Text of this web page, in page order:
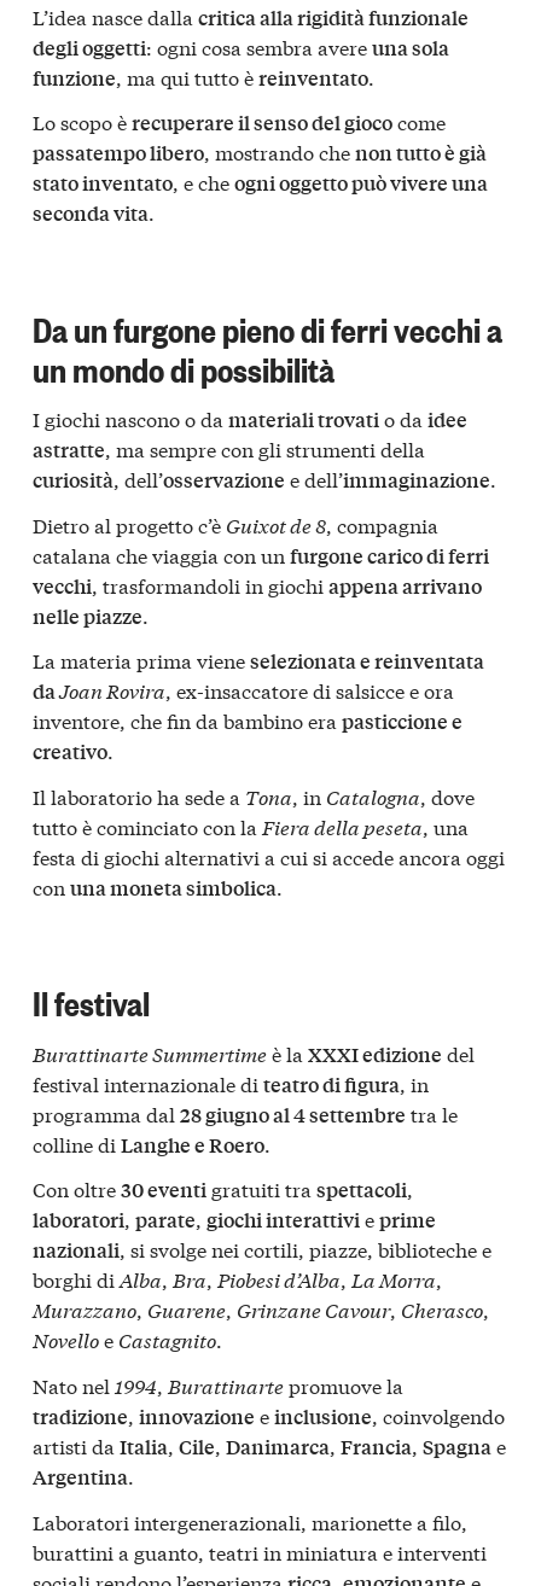
L’idea nasce dalla critica alla rigidità funzionale
degli oggetti: ogni cosa sembra avereuna sola
funzione, ma qui tutto èreinventato.
Lo scopo èrecuperare il senso del giococome
passatempo libero, mostrando chenon tutto è già
stato inventato, e cheogni oggetto può vivere una
seconda vita.
Da un furgone pieno di ferri vecchi a
un mondo di possibilità
I giochi nascono o da materiali trovatio da idee
astratte, ma sempre con gli strumenti della
curiosità, dell’osservazione e dell’immaginazione.
Dietro al progetto c’è Guixot de 8, compagnia
catalana che viaggia con un furgone carico di ferri
vecchi, trasformandoli in giochi appena arrivano
nelle piazze.
La materia prima vieneselezionata e reinventata
daJoan Rovira, ex-insaccatore di salsicce e ora
inventore, che fin da bambino era pasticcione e
creativo.
Il laboratorio ha sede a Tona, in Catalogna, dove
tutto è cominciato con la Fiera della peseta, una
festa di giochi alternativi a cui si accede ancora oggi
con una moneta simbolica.
Il festival
Burattinarte Summertimeè la XXXI edizione del
festival internazionale di teatro di figura, in
programma dal 28 giugno al 4 settembre tra le
colline di Langhe e Roero.
Con oltre30 eventi gratuiti tra spettacoli,
laboratori, parate, giochi interattivieprime
nazionali, si svolge nei cortili, piazze, biblioteche e
borghi di Alba, Bra, Piobesi d’Alba, La Morra,
Murazzano, Guarene, Grinzane Cavour, Cherasco,
Novelloe Castagnito.
Nato nel 1994, Burattinartepromuove la
tradizione, innovazione einclusione, coinvolgendo
artisti da Italia, Cile, Danimarca, Francia, Spagnae
Argentina.
Laboratori intergenerazionali, marionette a filo,
burattini a guanto, teatri in miniatura e interventi